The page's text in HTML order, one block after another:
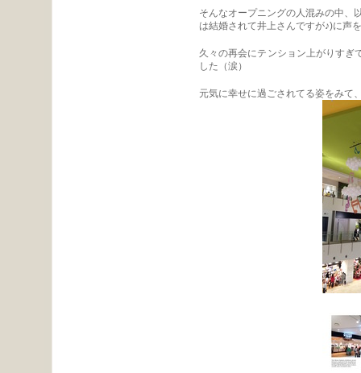
そんなオープニングの人混みの中、
は結婚されて井上さんですが♪)に声
久々の再会にテンション上がりすぎ
した（涙）
元気に幸せに過ごされてる姿をみ